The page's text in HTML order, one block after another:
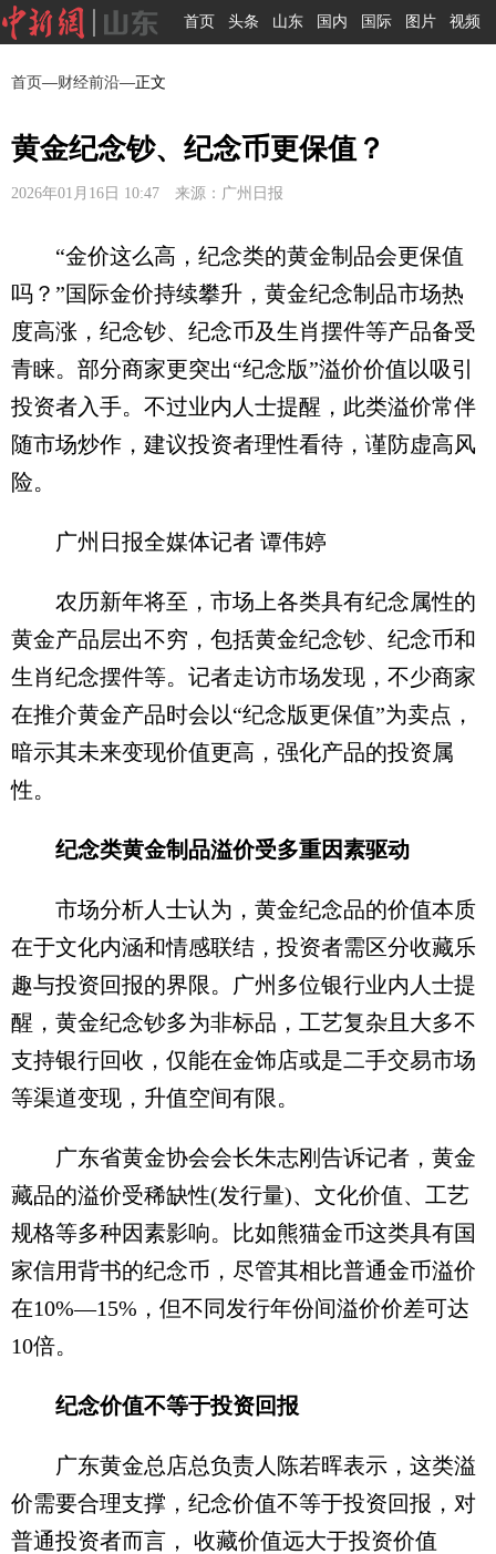
首页 头条 山东 国内 国际 图片 视频
首页—财经前沿—正文
黄金纪念钞、纪念币更保值？
2026年01月16日 10:47 来源：广州日报
“金价这么高，纪念类的黄金制品会更保值
吗？”国际金价持续攀升，黄金纪念制品市场热
度高涨，纪念钞、纪念币及生肖摆件等产品备受
青睐。部分商家更突出“纪念版”溢价价值以吸引
投资者入手。不过业内人士提醒，此类溢价常伴
随市场炒作，建议投资者理性看待，谨防虚高风
险。
广州日报全媒体记者 谭伟婷
农历新年将至，市场上各类具有纪念属性的
黄金产品层出不穷，包括黄金纪念钞、纪念币和
生肖纪念摆件等。记者走访市场发现，不少商家
在推介黄金产品时会以“纪念版更保值”为卖点，
暗示其未来变现价值更高，强化产品的投资属
性。
纪念类黄金制品溢价受多重因素驱动
市场分析人士认为，黄金纪念品的价值本质
在于文化内涵和情感联结，投资者需区分收藏乐
趣与投资回报的界限。广州多位银行业内人士提
醒，黄金纪念钞多为非标品，工艺复杂且大多不
支持银行回收，仅能在金饰店或是二手交易市场
等渠道变现，升值空间有限。
广东省黄金协会会长朱志刚告诉记者，黄金
藏品的溢价受稀缺性(发行量)、文化价值、工艺
规格等多种因素影响。比如熊猫金币这类具有国
家信用背书的纪念币，尽管其相比普通金币溢价
在10%—15%，但不同发行年份间溢价价差可达
10倍。
纪念价值不等于投资回报
广东黄金总店总负责人陈若晖表示，这类溢
价需要合理支撑，纪念价值不等于投资回报，对
普通投资者而言， 收藏价值远大于投资价值